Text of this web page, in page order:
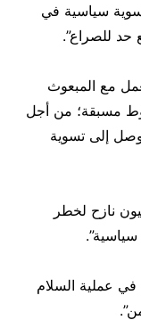
سياسية في
حد للصراع”.
مع المبعوث
مسبقة؛ من أجل
إلى تسوية
نازح لخطر
سياسية”.
عملية السلام